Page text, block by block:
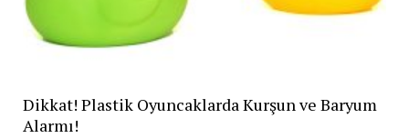
Dikkat! Plastik Oyuncaklarda Kurşun ve Baryum
Alarmı!